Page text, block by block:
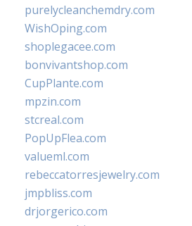
purelycleanchemdry.com
WishOping.com
shoplegacee.com
bonvivantshop.com
CupPlante.com
mpzin.com
stcreal.com
PopUpFlea.com
valueml.com
rebeccatorresjewelry.com
jmpbliss.com
drjorgerico.com